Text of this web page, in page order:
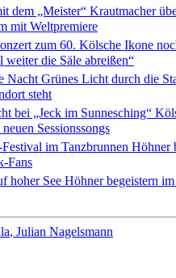
dem „Meister“ Krautmacher
mit Weltpremiere
zum 60. Kölsche Ikone
weiter die Säle abreißen“
Nacht Grünes Licht durch die
steht
bei „Jeck im Sunnesching“
Sessionssongs
im Tanzbrunnen Höhner
Fans
hoher See Höhner begeistern
Julian Nagelsmann